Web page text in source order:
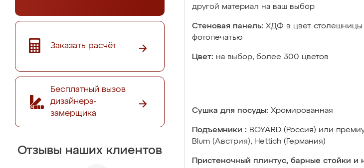
Заказать расчёт
Бесплатный вызов
дизайнера-
замерщика
Отзывы наших клиентов
другой материал на ваш выбор
Стеновая панель: ХДФ в цвет столешницы
фотопечатью
Цвет: на выбор, более 300 цветов
Сушка для посуды: Хромированная
Подъемники : BOYARD (Россия) или
Blum (Австрия), Hettich (Германия)
Пристеночный плинтус, барные стойки и